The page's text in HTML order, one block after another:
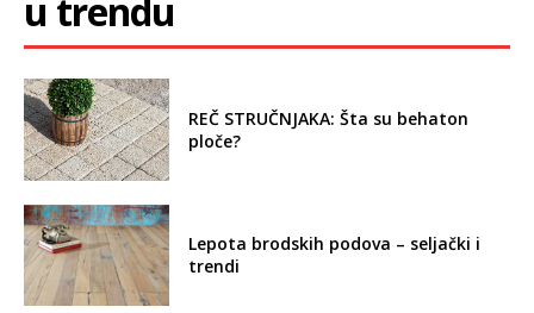
u trendu
REČ STRUČNJAKA: Šta su behaton
ploče?
Lepota brodskih podova – seljački i
trendi